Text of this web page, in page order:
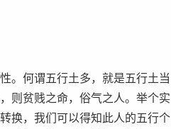
何谓五行土多，就是五行土当
则贫贱之命，俗气之人。举个实
换，我们可以得知此人的五行个